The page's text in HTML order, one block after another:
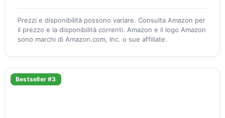
Prezzi e disponibilità possono variare. Consulta Amazon per
il prezzo e la disponibilità correnti. Amazon e il logo Amazon
sono marchi di Amazon.com, Inc. o sue affiliate.
Bestseller #3